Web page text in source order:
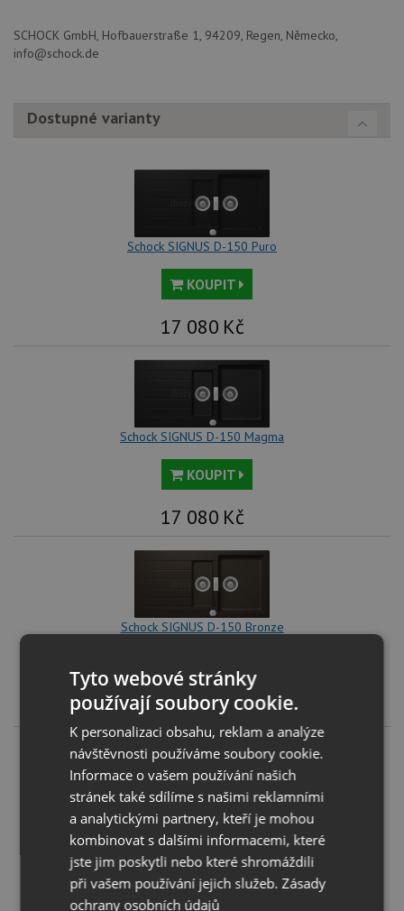
SCHOCK GmbH, Hofbauerstraße 1, 94209, Regen, Německo,
info@schock.de
Dostupné varianty
Schock SIGNUS D-150 Puro
KOUPIT
17 080 Kč
Schock SIGNUS D-150 Magma
KOUPIT
17 080 Kč
Schock SIGNUS D-150 Bronze
17 080Kč
Schock SIGNUS D-150 Stone
KOUPIT
17 080
Tyto webové stránky
používají soubory cookie.
K personalizaci obsahu, reklam a analýze
návštěvnosti používáme soubory cookie.
Informace o vašem používání našich
stránek také sdílíme s našimi reklamními
a analytickými partnery, kteří je mohou
kombinovat s dalšími informacemi, které
jste jim poskytli nebo které shromáždili
při vašem používání jejich služeb.Zásady
ochrany osobních údajů